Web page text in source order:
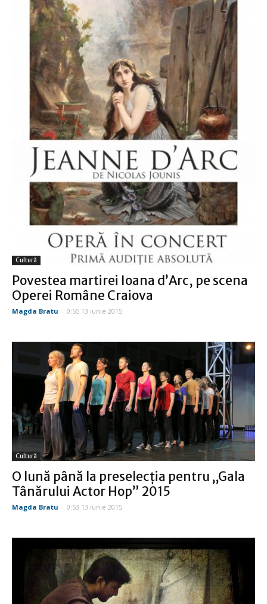
Cultură
Povestea martirei Ioana d’Arc, pe scena
Operei Române Craiova
Magda Bratu - 0:55 13 iunie 2015
Cultură
O lună până la preselecţia pentru „Gala
Tânărului Actor Hop” 2015
Magda Bratu - 0:53 13 iunie 2015